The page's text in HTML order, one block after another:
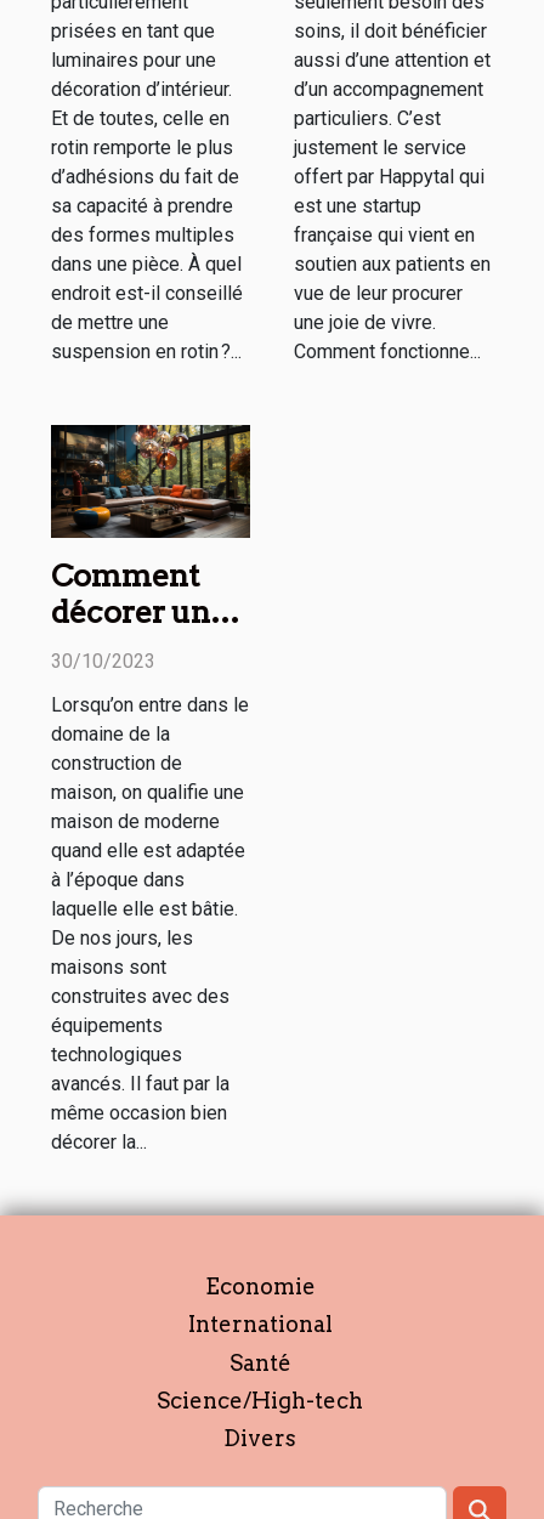
d’intérieur ?
prisées en tant que
luminaires pour une
décoration d’intérieur.
Et de toutes, celle en
rotin remporte le plus
d’adhésions du fait de
sa capacité à prendre
des formes multiples
dans une pièce. À quel
endroit est-il conseillé
de mettre une
suspension en rotin ?...
soins, il doit bénéficier
aussi d’une attention et
d’un accompagnement
particuliers. C’est
justement le service
offert par Happytal qui
est une startup
française qui vient en
soutien aux patients en
vue de leur procurer
une joie de vivre.
Comment fonctionne...
Comment
décorer une
maison
30/10/2023
Lorsqu’on entre dans le
domaine de la
construction de
maison, on qualifie une
maison de moderne
quand elle est adaptée
à l’époque dans
laquelle elle est bâtie.
De nos jours, les
maisons sont
construites avec des
équipements
technologiques
avancés. Il faut par la
même occasion bien
décorer la...
Economie
International
Santé
Science/High-tech
Divers